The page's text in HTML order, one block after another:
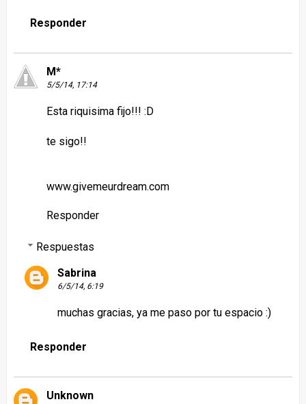
Responder
M*
5/5/14, 17:14
Esta riquisima fijo!!! :D
te sigo!!
www.givemeurdream.com
Responder
Respuestas
Sabrina
6/5/14, 6:19
muchas gracias, ya me paso por tu espacio :)
Responder
Unknown